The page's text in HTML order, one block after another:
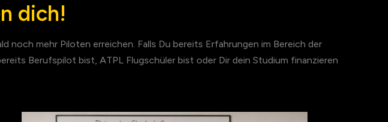
dich!
noch mehr Piloten erreichen. Falls Du bereits Erfahrungen im Bereich der
Berufspilot bist, ATPL Flugschüler bist oder Dir dein Studium finanzieren